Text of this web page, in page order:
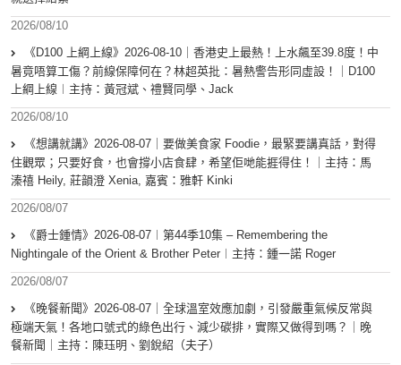
2026/08/10
《D100 上綱上線》2026-08-10｜香港史上最熱！上水飆至39.8度！中
暑竟唔算工傷？前線保障何在？林超英批：暑熱警告形同虛設！｜D100
上綱上線︱主持：黃冠斌、禮賢同學、Jack
2026/08/10
《想講就講》2026-08-07｜要做美食家 Foodie，最緊要講真話，對得
住觀眾；只要好食，也會撐小店食肆，希望佢哋能捱得住！｜主持：馬
溱禧 Heily, 莊韻澄 Xenia, 嘉賓：雅軒 Kinki
2026/08/07
《爵士鍾情》2026-08-07︱第44季10集 – Remembering the
Nightingale of the Orient & Brother Peter︱主持：鍾一諾 Roger
2026/08/07
《晚餐新聞》2026-08-07｜全球溫室效應加劇，引發嚴重氣候反常與
極端天氣！各地口號式的綠色出行、減少碳排，實際又做得到嗎？｜晚
餐新聞｜主持：陳珏明、劉銳紹（夫子）